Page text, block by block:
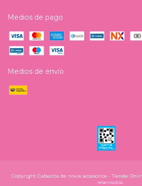
Medios de pago
Medios de envío
Copyright Cabecita de novia accesorios - Tienda
reservados.